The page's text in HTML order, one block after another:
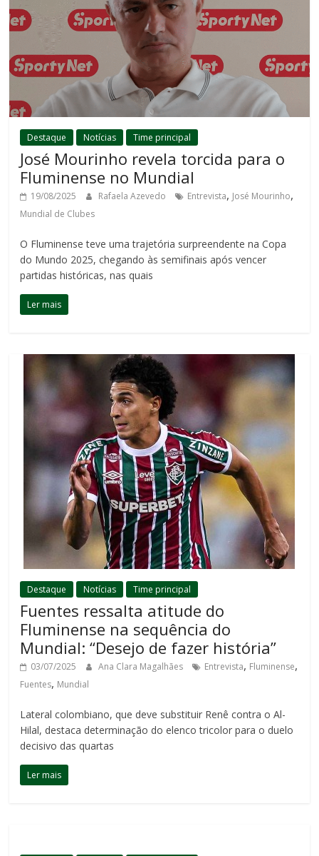
Destaque Notícias Time principal
José Mourinho revela torcida para o
Fluminense no Mundial
19/08/2025 Rafaela Azevedo Entrevista, José Mourinho,
Mundial de Clubes
O Fluminense teve uma trajetória surpreendente na Copa
do Mundo 2025, chegando às semifinais após vencer
partidas históricas, nas quais
Ler mais
Destaque Notícias Time principal
Fuentes ressalta atitude do
Fluminense na sequência do
Mundial: “Desejo de fazer história”
03/07/2025 Ana Clara Magalhães Entrevista, Fluminense,
Fuentes, Mundial
Lateral colombiano, que deve substituir Renê contra o Al-
Hilal, destaca determinação do elenco tricolor para o duelo
decisivo das quartas
Ler mais